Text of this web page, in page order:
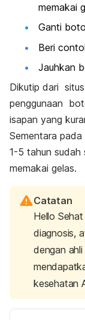
memakai
Ganti
Beri
Jauhkan
Dikutip dari
penggunaan
isapan yang
Sementara
1-5 tahun sudah
memakai gelas.
Catatan
Hello
diagnosis,
dengan
kesehatan